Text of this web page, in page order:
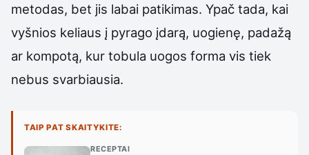
metodas, bet jis labai patikimas. Ypač tada, kai
vyšnios keliaus į pyrago įdarą, uogienę, padažą
ar kompotą, kur tobula uogos forma vis tiek
nebus svarbiausia.
TAIP PAT SKAITYKITE:
RECEPTAI